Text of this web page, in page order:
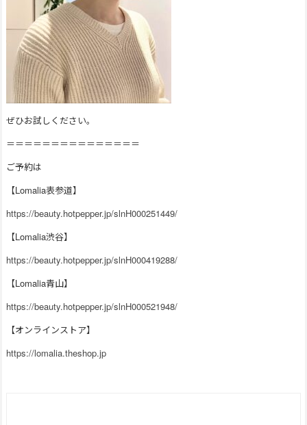
ぜひお試しください。
＝＝＝＝＝＝＝＝＝＝＝＝＝＝＝
ご予約は
【Lomalia表参道】
https://beauty.hotpepper.jp/slnH000251449/
【Lomalia渋谷】
https://beauty.hotpepper.jp/slnH000419288/
【Lomalia青山】
https://beauty.hotpepper.jp/slnH000521948/
【オンラインストア】
https://lomalia.theshop.jp